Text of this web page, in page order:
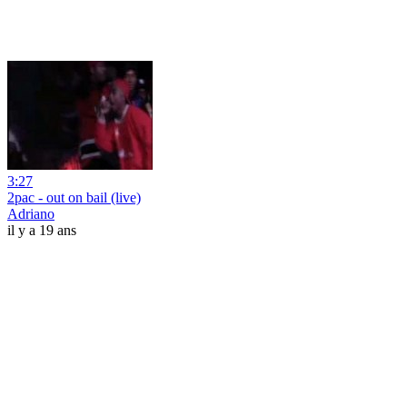
3:27
2pac - out on bail (live)
Adriano
il y a 19 ans